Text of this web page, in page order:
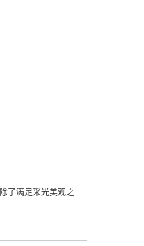
了满足采光美观之